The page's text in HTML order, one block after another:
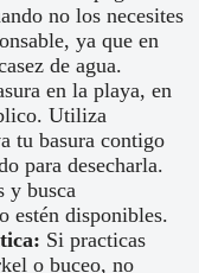
no los necesites
ya que en
de agua.
en la playa, en
Utiliza
tu basura contigo
para desecharla.
y busca
estén disponibles.
Si practicas
o buceo, no